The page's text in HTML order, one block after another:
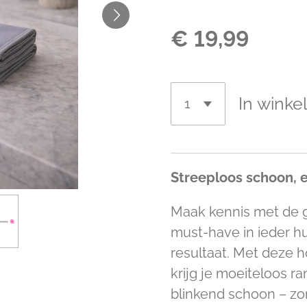
€ 19,99
In
Streeploos schoon,
Maak kennis met de
must-have in ieder
resultaat. Met deze
krijg je moeiteloos
blinkend schoon –